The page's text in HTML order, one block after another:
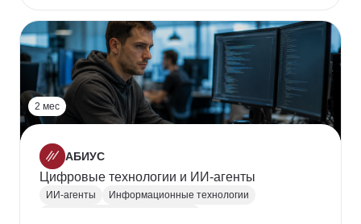
2 мес
АБИУС
Цифровые технологии и ИИ-агенты
ИИ-агенты
Информационные технологии